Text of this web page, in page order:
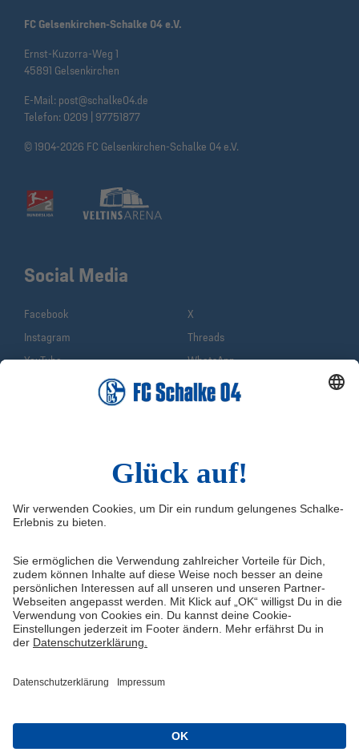
FC Gelsenkirchen-Schalke 04 e.V.
Ernst-Kuzorra-Weg 1
45891 Gelsenkirchen
E-Mail: post@schalke04.de
Telefon: 0209 | 97751877
© 1904-2026 FC Gelsenkirchen-Schalke 04 e.V.
Service & Kontakt
Erklärung zur Barrierefreiheit
Medienportal
Datenschutz
Haftungsausschluss
Tickets
VELTINS-Arena
Knappenschmiede
ERWIN buchen
Social Media
Facebook
X
Instagram
Threads
YouTube
WhatsApp
Sina Weibo